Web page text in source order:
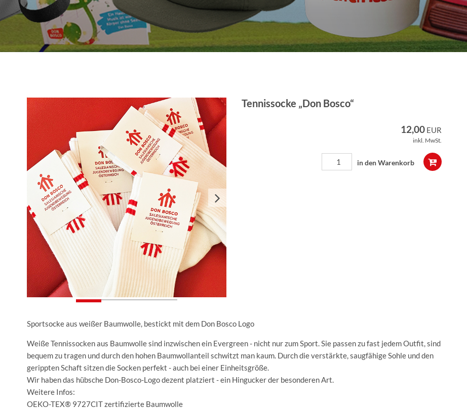
Tennissocke „Don Bosco“
12,00EUR
inkl. MwSt.
Sportsocke aus weißer Baumwolle, bestickt mit dem Don Bosco Logo
Weiße Tennissocken aus Baumwolle sind inzwischen ein Evergreen - nicht nur zum Sport. Sie passen zu fast jedem Outfit, sind
bequem zu tragen und durch den hohen Baumwollanteil schwitzt man kaum. Durch die verstärkte, saugfähige Sohle und den
gerippten Schaft sitzen die Socken perfekt - auch bei einer Einheitsgröße.
Wir haben das hübsche Don-Bosco-Logo dezent platziert - ein Hingucker der besonderen Art.
Weitere Infos:
OEKO-TEX® 9727CIT zertifizierte Baumwolle